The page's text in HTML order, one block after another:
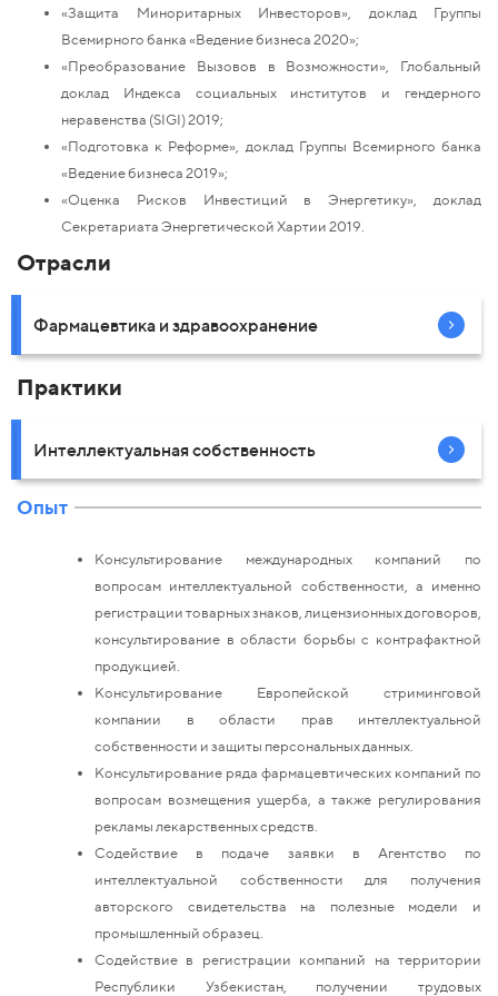
«Защита Миноритарных Инвесторов», доклад Группы
Всемирного банка «Ведение бизнеса 2020»;
«Преобразование Вызовов в Возможности», Глобальный
доклад Индекса социальных институтов и гендерного
неравенства (SIGI) 2019;
«Подготовка к Реформе», доклад Группы Всемирного банка
«Ведение бизнеса 2019»;
«Оценка Рисков Инвестиций в Энергетику», доклад
Секретариата Энергетической Хартии 2019.
Отрасли
Фармацевтика и здравоохранение
Практики
Интеллектуальная собственность
Опыт
Консультирование международных компаний по
вопросам интеллектуальной собственности, а именно
регистрации товарных знаков, лицензионных договоров,
консультирование в области борьбы с контрафактной
продукцией.
Консультирование Европейской стриминговой
компании в области прав интеллектуальной
собственности и защиты персональных данных.
Консультирование ряда фармацевтических компаний по
вопросам возмещения ущерба, а также регулирования
рекламы лекарственных средств.
Содействие в подаче заявки в Агентство по
интеллектуальной собственности для получения
авторского свидетельства на полезные модели и
промышленный образец.
Содействие в регистрации компаний на территории
Республики Узбекистан, получении трудовых